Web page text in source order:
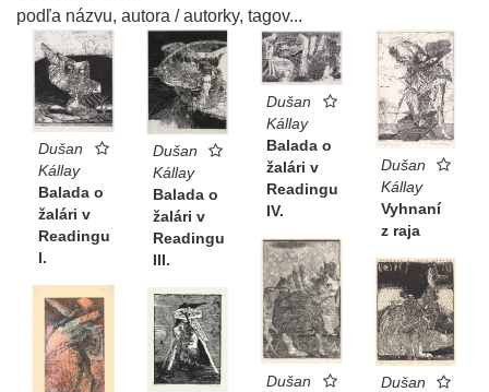
podľa názvu, autora / autorky, tagov...
Dušan
Kállay
Balada o
žalári v
Readingu
I.
Dušan
Kállay
Balada o
žalári v
Readingu
III.
Dušan
Kállay
Balada o
žalári v
Readingu
IV.
Dušan
Kállay
Vyhnaní
z raja
Dušan
Dušan